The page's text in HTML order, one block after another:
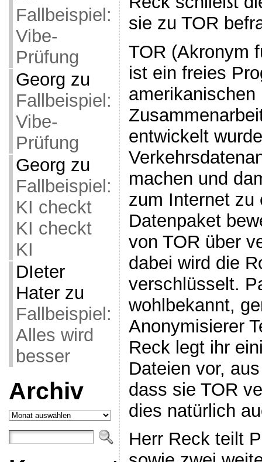
Fallbeispiel:
Vibe-
Prüfung
Georg zu
Fallbeispiel:
Vibe-
Prüfung
Georg zu
Fallbeispiel:
KI checkt
KI checkt
KI
DIeter
Haterzu
Fallbeispiel:
Alles wird
besser
Archiv
Archiv
sie zu TOR
TOR (Akronym
ist ein freies
entwickelt
machen und
zum Internet zu
Datenpaket
von TOR über
dabei wird die
verschlüsselt.
wohlbekannt,
Anonymisierer
Reck legt ihr
Dateien vor,
dass sie TOR
dies natürlich
Herr Reck teilt